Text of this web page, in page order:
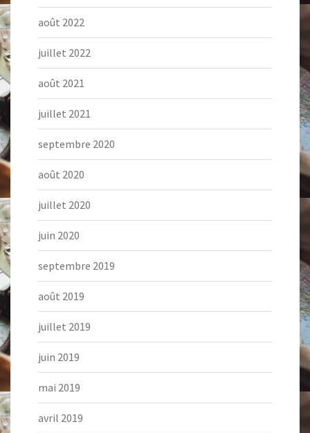
août 2022
juillet 2022
août 2021
juillet 2021
septembre 2020
août 2020
juillet 2020
juin 2020
septembre 2019
août 2019
juillet 2019
juin 2019
mai 2019
avril 2019